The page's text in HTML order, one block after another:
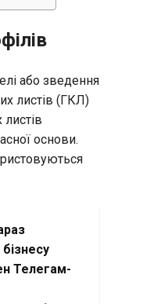
або зведення
листів (ГКЛ)
основи.
Телегам-